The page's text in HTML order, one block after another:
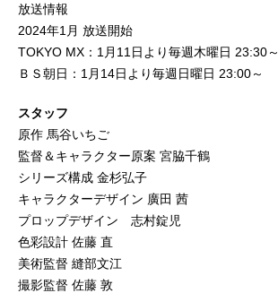
放送情報
2024年1月 放送開始
TOKYO MX：1月11日より毎週木曜日 23:30～
ＢＳ朝日：1月14日より毎週日曜日 23:00～
スタッフ
原作 馬谷いちご
監督＆キャラクター原案 宮脇千鶴
シリーズ構成 金杉弘子
キャラクターデザイン 廣田 茜
プロップデザイン 志村錠児
色彩設計 佐藤 直
美術監督 縫部文江
撮影監督 佐藤 敦